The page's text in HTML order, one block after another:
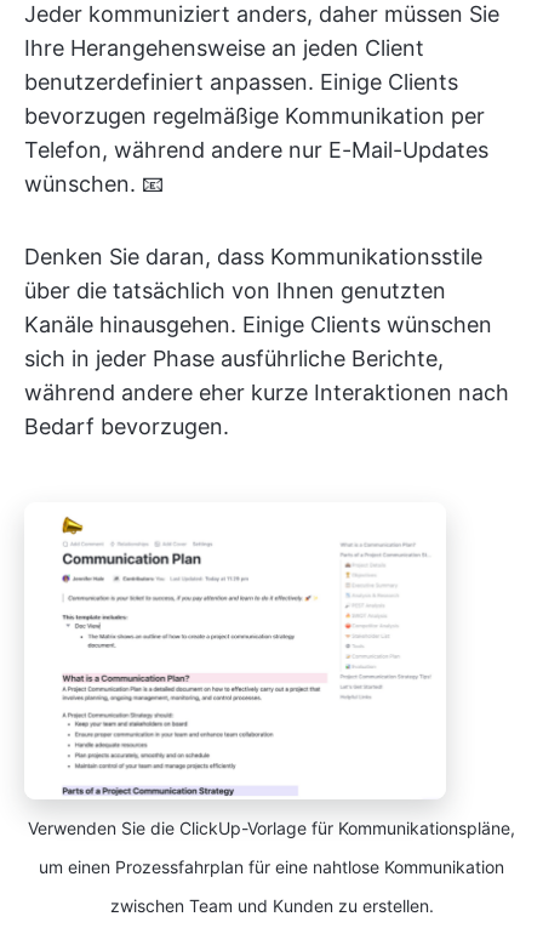
Jeder kommuniziert anders, daher müssen Sie
Ihre Herangehensweise an jeden Client
benutzerdefiniert anpassen. Einige Clients
bevorzugen regelmäßige Kommunikation per
Telefon, während andere nur E-Mail-Updates
wünschen. 📧
Denken Sie daran, dass Kommunikationsstile
über die tatsächlich von Ihnen genutzten
Kanäle hinausgehen. Einige Clients wünschen
sich in jeder Phase ausführliche Berichte,
während andere eher kurze Interaktionen nach
Bedarf bevorzugen.
Verwenden Sie die ClickUp-Vorlage für Kommunikationspläne,
um einen Prozessfahrplan für eine nahtlose Kommunikation
zwischen Team und Kunden zu erstellen.